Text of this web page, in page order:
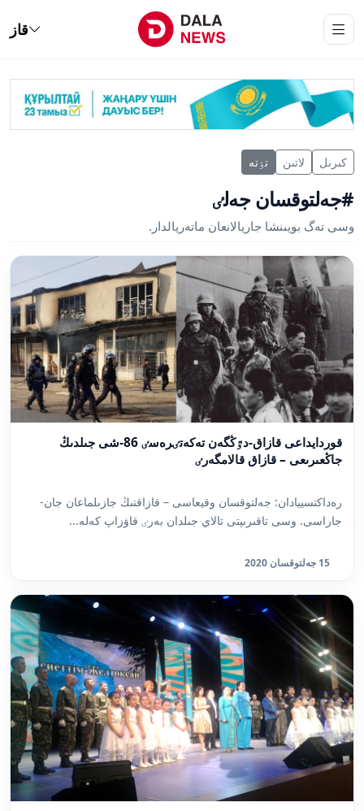
قاز
كىرىل لاتىن تٶتە
#جەلتوقسان جەلٸ
وسى تەگ بويىنشا جاريالانعان ماتەريالدار.
قوردايداعى قازاق-دٷڭگەن تەكەتٸرەسٸ 86-شى جىلدىڭ
جاڭعىرىعى – قازاق قالامگەرٸ
رەداكتسييادان: جەلتوقسان وقيعاسى – قازاقتىڭ جازىلماعان جان-
جاراسى. وسى تاقىرىپتى تالاي جىلدان بەرٸ قاۋزاپ كەلە...
15 جەلتوقسان 2020